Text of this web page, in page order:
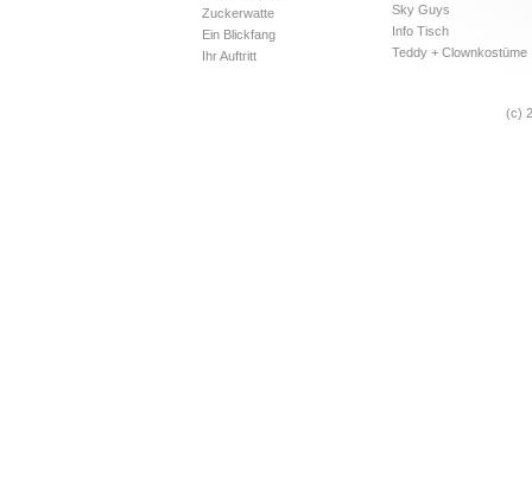
Zuckerwatte
Ein Blickfang
Ihr Auftritt
Sky Guys
Info Tisch
Teddy + Clownkostüme
(c)